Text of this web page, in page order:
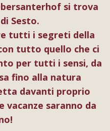
si trova
Sesto.
tutti i segreti della
tutto quello che ci
per tutti i sensi, da
fino alla natura
davanti proprio
vacanze saranno da